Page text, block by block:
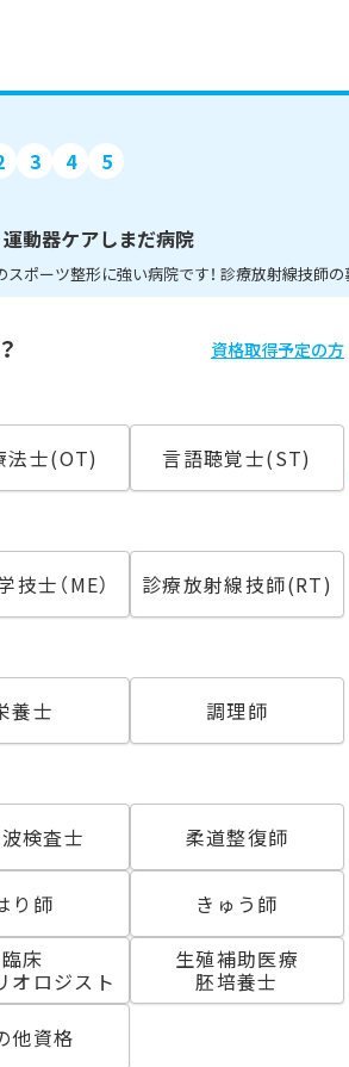
3 4 5
動器ケアしまだ病院
スポーツ整形に強い病院です！ 診療放射線技師
資格取得予定の方
法士(OT) 言語聴覚士(ST)
技士（ME） 診療放射線技師(RT)
養士 調理師
検査士
柔道整復師
り師 きゅう師
臨床
オロジスト
生殖補助医療
胚培養士
他資格